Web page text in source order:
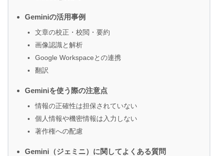
Geminiの活用事例
文章の校正・校閲・要約
画像認識と解析
Google Workspaceとの連携
翻訳
Geminiを使う際の注意点
情報の正確性は担保されていない
個人情報や機密情報は入力しない
著作権への配慮
Gemini（ジェミニ）に関してよくある質問